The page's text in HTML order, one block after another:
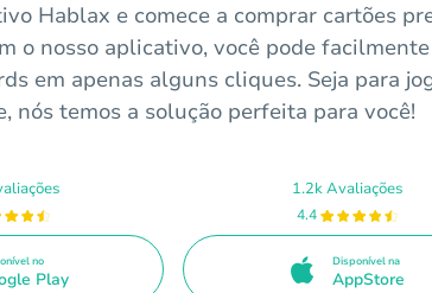
Hablax e comece a comprar cartões
o nosso aplicativo, você pode facilmente
em apenas alguns cliques. Seja para
nós temos a solução perfeita para você!
no
Play
1.2k Avaliações
4.4
Disponível na
AppStore